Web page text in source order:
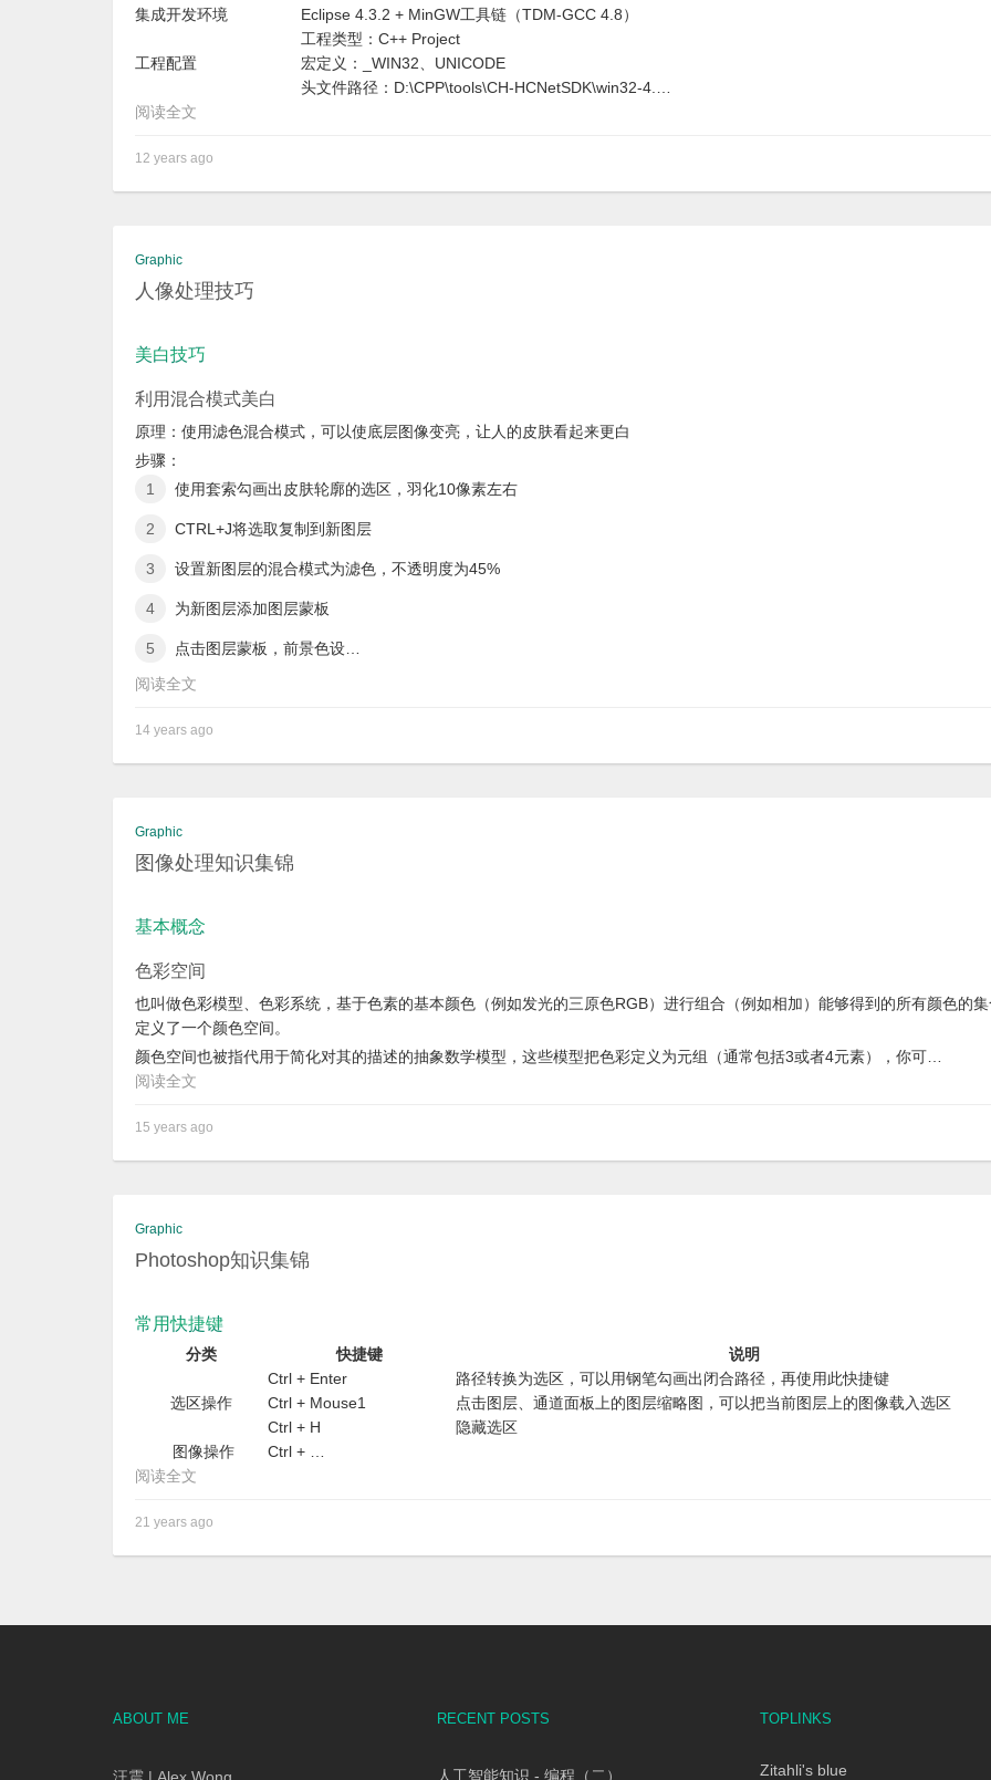
集成开发环境
Eclipse 4.3.2 + MinGW工具链（TDM-GCC 4.8）
工程配置
工程类型：C++ Project
宏定义：_WIN32、UNICODE
头文件路径：D:\CPP\tools\CH-HCNetSDK\win32-4.…
阅读全文
12 years ago
Graphic
人像处理技巧
美白技巧
利用混合模式美白
原理：使用滤色混合模式，可以使底层图像变亮，让人的皮肤看起来更白
步骤：
使用套索勾画出皮肤轮廓的选区，羽化10像素左右
CTRL+J将选取复制到新图层
设置新图层的混合模式为滤色，不透明度为45%
为新图层添加图层蒙板
点击图层蒙板，前景色设…
阅读全文
14 years ago
Graphic
图像处理知识集锦
基本概念
色彩空间
也叫做色彩模型、色彩系统，基于色素的基本颜色（例如发光的三原色RGB）进行组合（例如相加）能够得到的所有颜色的
定义了一个颜色空间。
颜色空间也被指代用于简化对其的描述的抽象数学模型，这些模型把色彩定义为元组（通常包括3或者4元素），你可…
阅读全文
15 years ago
Graphic
Photoshop知识集锦
常用快捷键
分类 快捷键 说明
选区操作
Ctrl + Enter
路径转换为选区，可以用钢笔勾画出闭合路径，再使用此快捷键
Ctrl + Mouse1
点击图层、通道面板上的图层缩略图，可以把当前图层上的图像载入选区
Ctrl + H
隐藏选区
图像操作
Ctrl + …
阅读全文
21 years ago
ABOUT ME RECENT POSTS
人工智能知识 - 编程（二）
TOPLINKS
Zitahli's blue